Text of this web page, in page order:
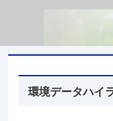
環境データハイ